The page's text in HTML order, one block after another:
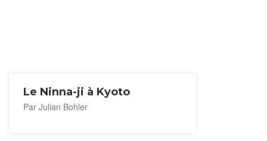
Le Ninna-ji à Kyoto
Par Julian Bohler